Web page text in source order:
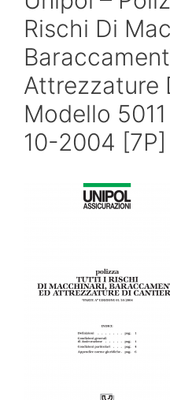
Rischi Di
Attrezzature
Modello
10-2004 [7P]